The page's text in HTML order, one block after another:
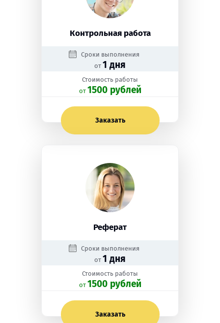
Контрольная работа
Сроки выполнения
от 1 дня
Стоимость работы
oт 1500 рублей
Заказать
Реферат
Сроки выполнения
от 1 дня
Стоимость работы
oт 1500 рублей
Заказать